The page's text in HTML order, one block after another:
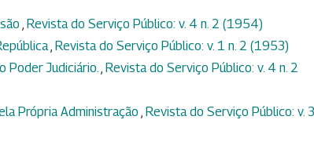
, Revista do Serviço Público: v. 4 n. 2 (1954)
, Revista do Serviço Público: v. 1 n. 2 (1953)
Poder Judiciário., Revista do Serviço Público: v. 4 n. 2
Própria Administração , Revista do Serviço Público: v.